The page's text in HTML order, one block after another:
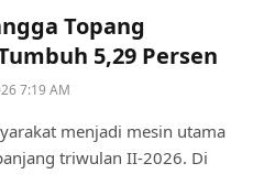
Topang
5,29 Persen
7:19 AM
menjadi mesin utama
triwulan II-2026. Di